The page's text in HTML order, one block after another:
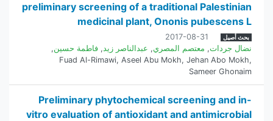
preliminary screening of a traditional Palestinian
medicinal plant, Ononis pubescens L
بحث أصيل
2017-08-31
نضال جردات, معتصم المصري, عبدالناصر زيد, فاطمة حسين,
Fuad Al-Rimawi, Aseel Abu Mokh, Jehan Abo Mokh,
Sameer Ghonaim
Preliminary phytochemical screening and in-
vitro evaluation of antioxidant and antimicrobial